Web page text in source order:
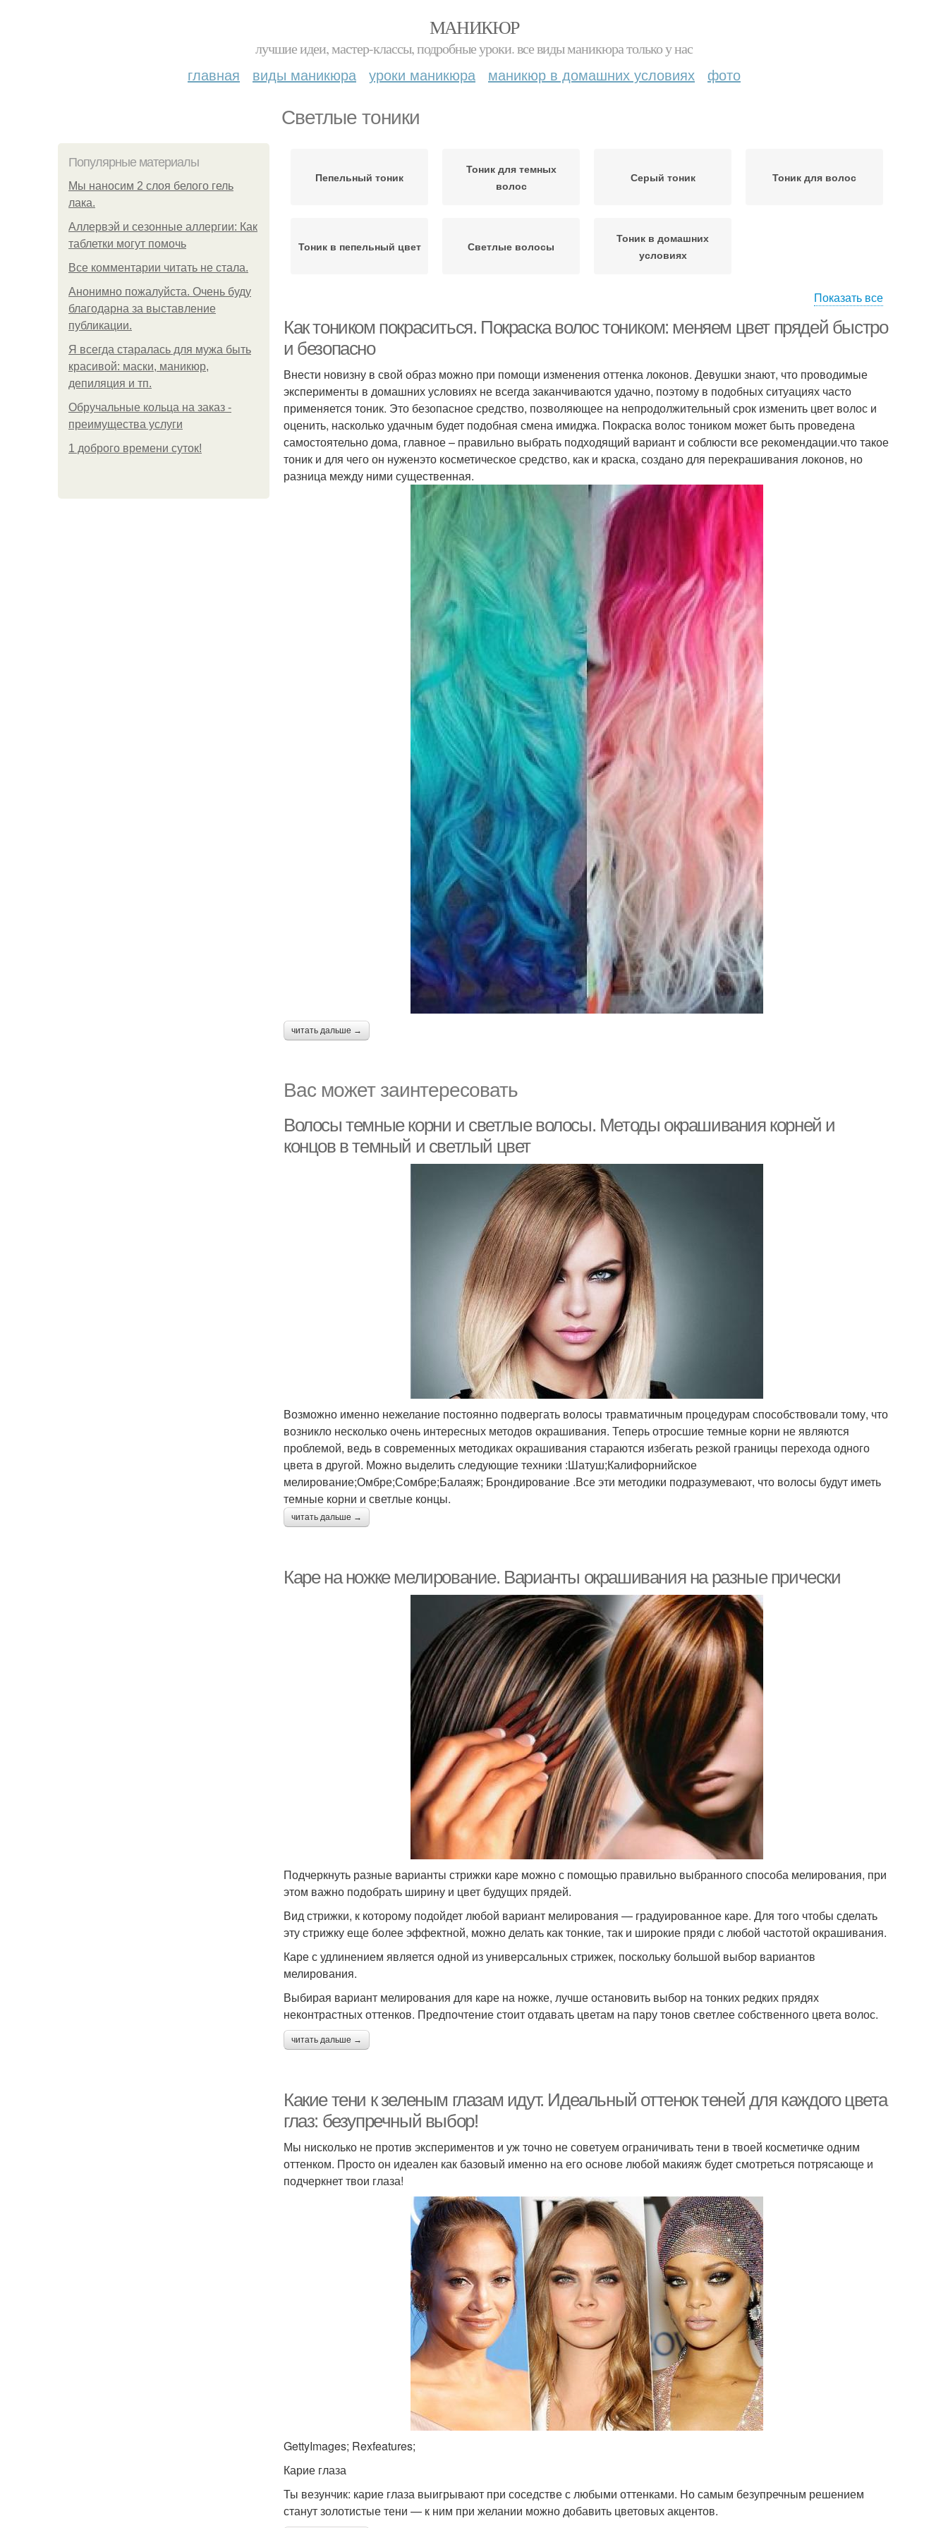
МАНИКЮР
лучшие идеи, мастер-классы, подробные уроки. все виды маникюра только у нас
главная виды маникюра уроки маникюра маникюр в домашних условиях фото
Светлые тоники
Популярные материалы
Мы наносим 2 слоя белого гель
лака.
Аллервэй и сезонные аллергии: Как
таблетки могут помочь
Все комментарии читать не стала.
Анонимно пожалуйста. Очень буду
благодарна за выставление
публикации.
Я всегда старалась для мужа быть
красивой: маски, маникюр,
депиляция и тп.
Обручальные кольца на заказ -
преимущества услуги
1 доброго времени суток!
Пепельный тоник
Тоник для темных
волос
Серый тоник Тоник для волос
Тоник в пепельный цвет Светлые волосы
Тоник в домашних
условиях
Показать все
Как тоником покраситься. Покраска волос тоником: меняем цвет прядей быстро
и безопасно
Внести новизну в свой образ можно при помощи изменения оттенка локонов. Девушки знают, что проводимые
эксперименты в домашних условиях не всегда заканчиваются удачно, поэтому в подобных ситуациях часто
применяется тоник. Это безопасное средство, позволяющее на непродолжительный срок изменить цвет волос и
оценить, насколько удачным будет подобная смена имиджа. Покраска волос тоником может быть проведена
самостоятельно дома, главное – правильно выбрать подходящий вариант и соблюсти все рекомендации.что такое
тоник и для чего он нуженэто косметическое средство, как и краска, создано для перекрашивания локонов, но
разница между ними существенная.
читать дальше →
Вас может заинтересовать
Волосы темные корни и светлые волосы. Методы окрашивания корней и
концов в темный и светлый цвет
Возможно именно нежелание постоянно подвергать волосы травматичным процедурам способствовали тому, что
возникло несколько очень интересных методов окрашивания. Теперь отросшие темные корни не являются
проблемой, ведь в современных методиках окрашивания стараются избегать резкой границы перехода одного
цвета в другой. Можно выделить следующие техники :Шатуш;Калифорнийское
мелирование;Омбре;Сомбре;Балаяж; Брондирование .Все эти методики подразумевают, что волосы будут иметь
темные корни и светлые концы.
читать дальше →
Каре на ножке мелирование. Варианты окрашивания на разные прически
Подчеркнуть разные варианты стрижки каре можно с помощью правильно выбранного способа мелирования, при
этом важно подобрать ширину и цвет будущих прядей.
Вид стрижки, к которому подойдет любой вариант мелирования — градуированное каре. Для того чтобы сделать
эту стрижку еще более эффектной, можно делать как тонкие, так и широкие пряди с любой частотой окрашивания.
Каре с удлинением является одной из универсальных стрижек, поскольку большой выбор вариантов
мелирования.
Выбирая вариант мелирования для каре на ножке, лучше остановить выбор на тонких редких прядях
неконтрастных оттенков. Предпочтение стоит отдавать цветам на пару тонов светлее собственного цвета волос.
читать дальше →
Какие тени к зеленым глазам идут. Идеальный оттенок теней для каждого цвета
глаз: безупречный выбор!
Мы нисколько не против экспериментов и уж точно не советуем ограничивать тени в твоей косметичке одним
оттенком. Просто он идеален как базовый именно на его основе любой макияж будет смотреться потрясающе и
подчеркнет твои глаза!
GettyImages; Rexfeatures;
Карие глаза
Ты везунчик: карие глаза выигрывают при соседстве с любыми оттенками. Но самым безупречным решением
станут золотистые тени — к ним при желании можно добавить цветовых акцентов.